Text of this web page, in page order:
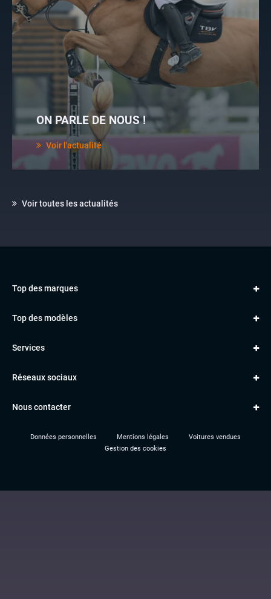
ON PARLE DE NOUS !
Voir l'actualité
Voir toutes les actualités
Top des marques
VOLKSWAGEN
BMW
Top des modèles
Classe A
A3
Services
Le garage TBV
Location TBV
Réseaux sociaux
Nous contacter
Données personnelles Mentions légales
Voitures vendues
Gestion des cookies